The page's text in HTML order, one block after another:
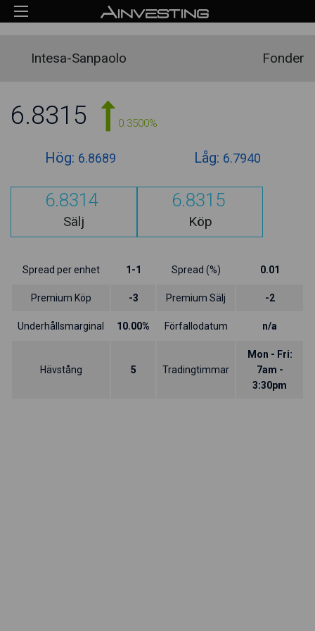
Intesa-Sanpaolo Fonder
6.8315 0.3500%
Hög: 6.8689 Låg: 6.7940
6.8314
Sälj
6.8315
Köp
Spread per enhet 1-1 Spread (%) 0.01
Premium Köp -3 Premium Sälj -2
Underhållsmarginal 10.00% Förfallodatum n/a
Hävstång 5 Tradingtimmar
Mon - Fri:
7am -
3:30pm